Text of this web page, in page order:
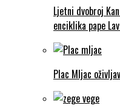
Ljetni dvobroj
enciklika pape
Plac Mljac